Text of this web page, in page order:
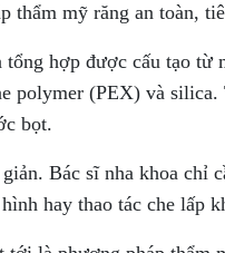
thẩm mỹ răng an toàn,
hợp được cấu tạo từ
polymer (PEX) và silica.
bọt.
Bác sĩ nha khoa
hay thao tác che lấp